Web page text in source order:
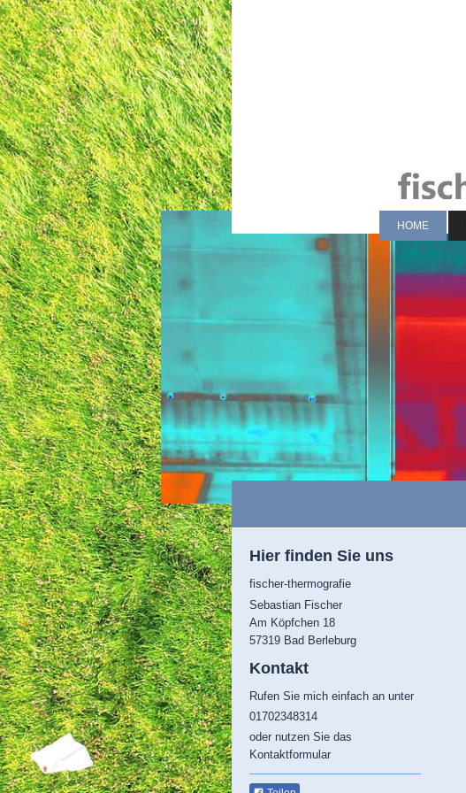
HOME
Hier finden Sie uns
fischer-thermografie
Sebastian Fischer
Am Köpfchen 18
57319 Bad Berleburg
Kontakt
Rufen Sie mich einfach an unter
01702348314
oder nutzen Sie das
Kontaktformular